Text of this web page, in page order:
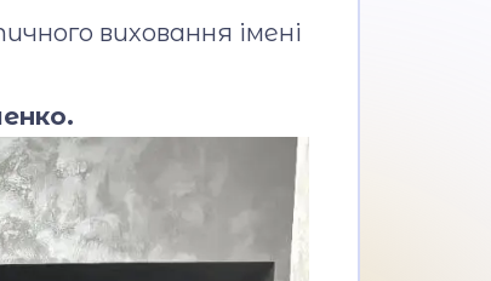
виховання імені